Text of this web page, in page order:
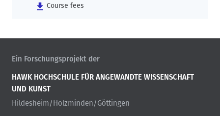
Course fees
Ein Forschungsprojekt der
HAWK HOCHSCHULE FÜR ANGEWANDTE WISSENSCHAFT
UND KUNST
Hildesheim/Holzminden/Göttingen